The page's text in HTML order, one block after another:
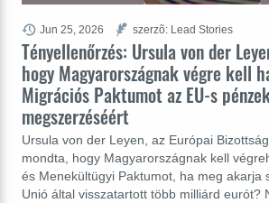
Tényellenőrzés: Ursula von der
hogy Magyarországnak végre kell
Migrációs Paktumot az EU-s
megszerzéséért
Ursula von der Leyen, az Európai
mondta, hogy Magyarországnak kell
és Menekültügyi Paktumot, ha meg akarja
Unió által visszatartott több milliárd eurót?
Jun 25, 2026 szerzõ: Lead Stories